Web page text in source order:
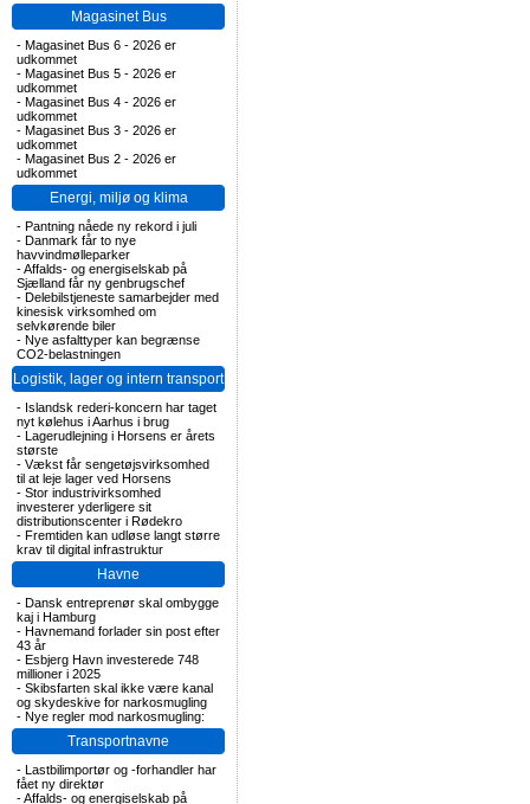
Magasinet Bus
- Magasinet Bus 6 - 2026 er
udkommet
- Magasinet Bus 5 - 2026 er
udkommet
- Magasinet Bus 4 - 2026 er
udkommet
- Magasinet Bus 3 - 2026 er
udkommet
- Magasinet Bus 2 - 2026 er
udkommet
Energi, miljø og klima
- Pantning nåede ny rekord i juli
- Danmark får to nye
havvindmølleparker
-Affalds- og energiselskab på
Sjælland får ny genbrugschef
- Delebilstjeneste samarbejder med
kinesisk virksomhed om
selvkørende biler
- Nye asfalttyper kan begrænse
CO2-belastningen
Logistik, lager og intern transport
- Islandsk rederi-koncern har taget
nyt kølehus i Aarhus i brug
- Lagerudlejning i Horsens er årets
største
- Vækst får sengetøjsvirksomhed
til at leje lager ved Horsens
- Stor industrivirksomhed
investerer yderligere sit
distributionscenter i Rødekro
- Fremtiden kan udløse langt større
krav til digital infrastruktur
Havne
- Dansk entreprenør skal ombygge
kaj i Hamburg
- Havnemand forlader sin post efter
43 år
- Esbjerg Havn investerede 748
millioner i 2025
- Skibsfarten skal ikke være kanal
og skydeskive for narkosmugling
- Nye regler mod narkosmugling:
Transportnavne
- Lastbilimportør og -forhandler har
fået ny direktør
-Affalds- og energiselskab på